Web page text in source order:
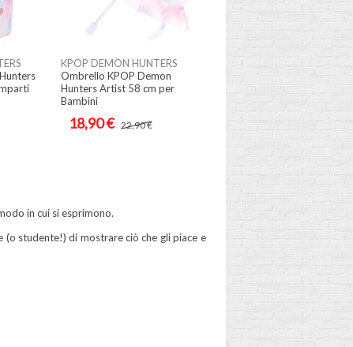
KPOP DEMON HUNTERS
Ombrello KPOP Demon
Hunters Artist 58 cm per
Bambini
18,90 € 22,90 €
in cui si esprimono.
studente!) di mostrare ciò che gli piace e